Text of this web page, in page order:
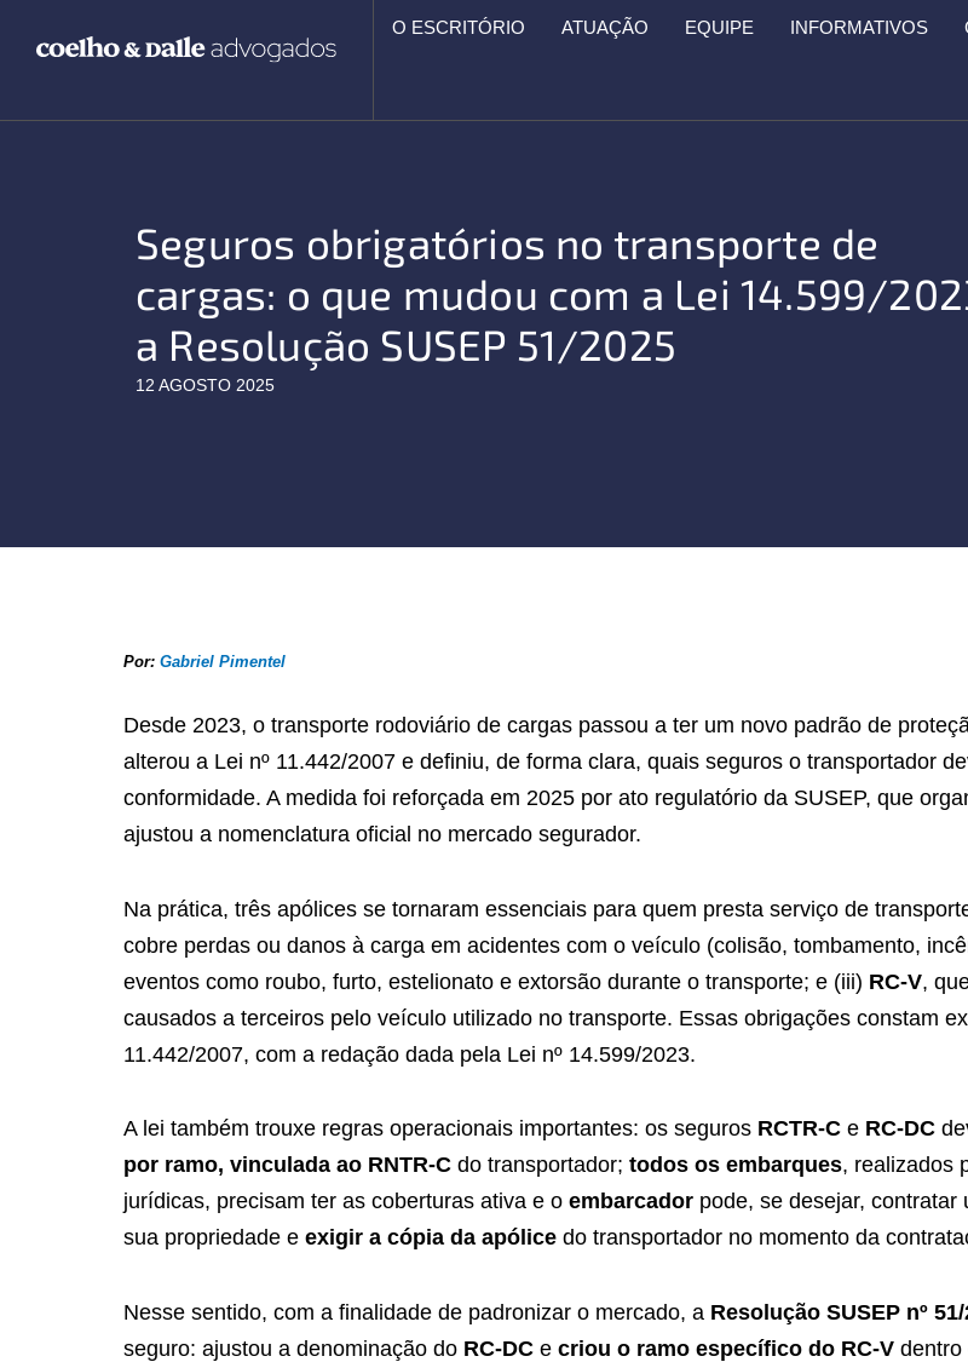
O ESCRITÓRIO ATUAÇÃO EQUIPE INFORMATIVOS
Seguros obrigatórios no transporte de
cargas: o que mudou com a Lei 14.599/
a Resolução SUSEP 51/2025
12 AGOSTO 2025
Por: Gabriel Pimentel
Desde 2023, o transporte rodoviário de cargas passou a ter um novo padrão de
alterou a Lei nº 11.442/2007 e definiu, de forma clara, quais seguros o transportador
conformidade. A medida foi reforçada em 2025 por ato regulatório da SUSEP, que
ajustou a nomenclatura oficial no mercado segurador.
Na prática, três apólices se tornaram essenciais para quem presta serviço de
cobre perdas ou danos à carga em acidentes com o veículo (colisão, tombamento,
eventos como roubo, furto, estelionato e extorsão durante o transporte; e (iii) RC-V,
causados a terceiros pelo veículo utilizado no transporte. Essas obrigações constam
11.442/2007, com a redação dada pela Lei nº 14.599/2023.
A lei também trouxe regras operacionais importantes: os seguros RCTR-C e RC-DC
por ramo, vinculada ao RNTR-C do transportador; todos os embarques, realizados
jurídicas, precisam ter as coberturas ativa e o embarcador pode, se desejar,
sua propriedade e exigir a cópia da apólice do transportador no momento da
Nesse sentido, com a finalidade de padronizar o mercado, a Resolução SUSEP nº
seguro: ajustou a denominação do RC-DC e criou o ramo específico do RC-V dentro